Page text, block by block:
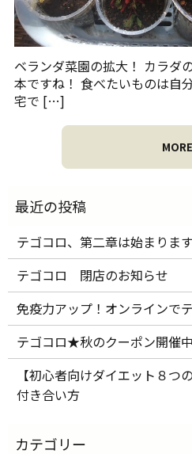
ベランダ菜園の拡大！ カラダ
本ですね！ 食べたいものは自
宅で […]
MORE
テゴコロ、第二章は始まります
テゴコロ 閉店のお知らせ
免疫力アップ！オンラインで
テゴコロ★秋のクーポン開催中
【初心者向けダイエット８
付き合い方